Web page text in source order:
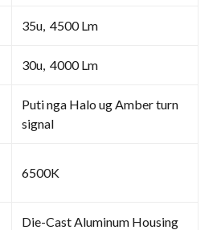
35u, 4500 Lm
30u, 4000 Lm
Puti nga Halo ug Amber turn
signal
6500K
Die-Cast Aluminum Housing